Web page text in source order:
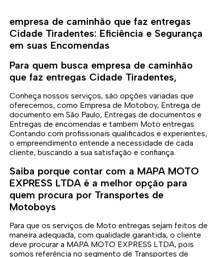
empresa de caminhão que faz entregas
Cidade Tiradentes: Eficiência e Segurança
em suas Encomendas
Para quem busca empresa de caminhão
que faz entregas Cidade Tiradentes,
Conheça nossos serviços, são opções variadas que
oferecemos, como Empresa de Motoboy, Entrega de
documento em São Paulo, Entregas de documentos e
Entregas de encomendas e tambem Moto entregas.
Contando com profissionais qualificados e experientes,
o empreendimento entende a necessidade de cada
cliente, buscando a sua satisfação e confiança.
Saiba porque contar com a MAPA MOTO
EXPRESS LTDA é a melhor opção para
quem procura por Transportes de
Motoboys
Para que os serviços de Moto entregas sejam feitos de
maneira adequada, com qualidade garantida, o cliente
deve procurar a MAPA MOTO EXPRESS LTDA, pois
somos referência no segmento de Transportes de